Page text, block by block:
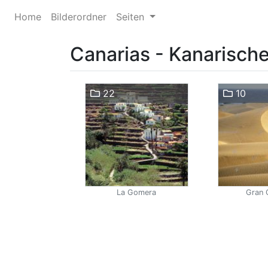
Home Bilderordner Seiten
Canarias -
22
La Gomera
10
Gran